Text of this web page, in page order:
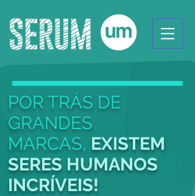
POR TRÁS DE
GRANDES
MARCAS, EXISTEM
SERES HUMANOS
INCRÍVEIS!